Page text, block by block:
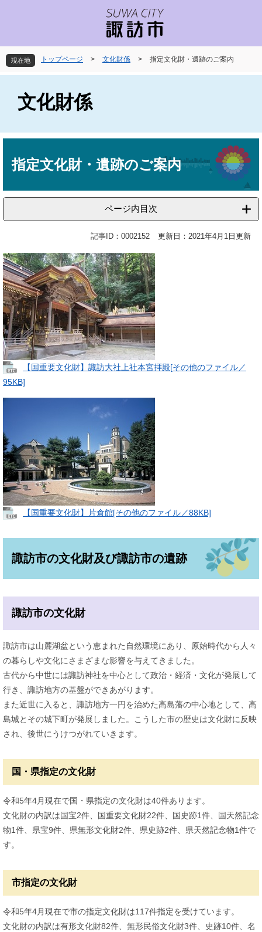
先
頭
を
飛
へ
現在地 トップページ > 文化財係 > 指定文化財・遺跡のご案内
文化財係
指定文化財・遺跡のご案内
ページ内目次
記事ID：0002152 更新日：2021年4月1日更新
【国重要文化財】諏訪大社上社本宮拝殿[その他のファイル／
95KB]
【国重要文化財】片倉館[その他のファイル／88KB]
諏訪市の文化財及び諏訪市の遺跡
諏訪市の文化財
諏訪市は山麓湖盆という恵まれた自然環境にあり、原始時代から人々
の暮らしや文化にさまざまな影響を与えてきました。
古代から中世には諏訪神社を中心として政治・経済・文化が発展して
行き、諏訪地方の基盤ができあがります。
また近世に入ると、諏訪地方一円を治めた高島藩の中心地として、高
島城とその城下町が発展しました。こうした市の歴史は文化財に反映
され、後世にうけつがれていきます。
国・県指定の文化財
令和5年4月現在で国・県指定の文化財は40件あります。
文化財の内訳は国宝2件、国重要文化財22件、国史跡1件、国天然記念
物1件、県宝9件、県無形文化財2件、県史跡2件、県天然記念物1件で
す。
市指定の文化財
令和5年4月現在で市の指定文化財は117件指定を受けています。
文化財の内訳は有形文化財82件、無形民俗文化財3件、史跡10件、名